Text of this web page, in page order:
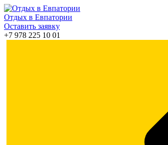
Отдых в Евпатории
Оставить заявку
+7 978 225 10 01